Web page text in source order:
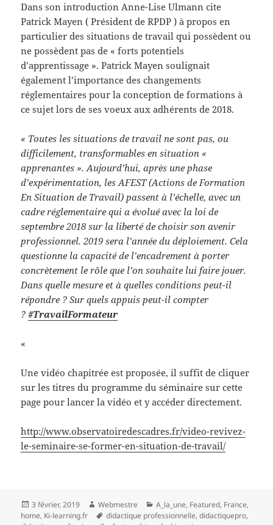
Dans son introduction Anne-Lise Ulmann cite
Patrick Mayen ( Président de RPDP ) à propos en
particulier des situations de travail qui possèdent ou
ne possèdent pas de « forts potentiels
d’apprentissage ». Patrick Mayen soulignait
également l’importance des changements
réglementaires pour la conception de formations à
ce sujet lors de ses voeux aux adhérents de 2018.
« Toutes les situations de travail ne sont pas, ou
difficilement, transformables en situation «
apprenantes ». Aujourd’hui, après une phase
d’expérimentation, les AFEST (Actions de Formation
En Situation de Travail) passent à l’échelle, avec un
cadre réglementaire qui a évolué avec la loi de
septembre 2018 sur la liberté de choisir son avenir
professionnel. 2019 sera l’année du déploiement. Cela
questionne la capacité de l’encadrement à porter
concrètement le rôle que l’on souhaite lui faire jouer.
Dans quelle mesure et à quelles conditions peut-il
répondre ? Sur quels appuis peut-il compter
?#TravailFormateur
«
Une vidéo chapitrée est proposée, il suffit de cliquer
sur les titres du programme du séminaire sur cette
page pour lancer la vidéo et y accéder directement.
http://www.observatoiredescadres.fr/video-revivez-
le-seminaire-se-former-en-situation-de-travail/
Publié
le
3 février, 2019 Auteur
Webmestre Catégories
A_la_une, Featured, France,
home, Ki-learning.fr
Mots-
didactique professionnelle,didactiquepro,